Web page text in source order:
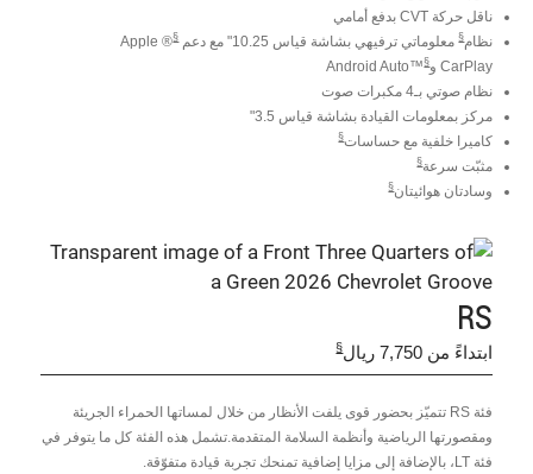
ناقل حركة CVT بدفع أمامي
نظام§معلوماتي ترفيهي بشاشة قياس 10.25" مع دعم
® Apple
CarPlay و
§
™Android Auto
نظام صوتي بـ4 مكبرات صوت
مركز بمعلومات القيادة بشاشة قياس 3.5"
كاميرا خلفية مع حساسات
مثبّت سرعة§
وسادتان هوائيتان§
RS
ابتداءً من 7,750 ريال §
فئة RS تتميّز بحضور قوى يلفت الأنظار من خلال لمساتها الحمراء الجريئة
ومقصورتها الرياضية وأنظمة السلامة المتقدمة.تشمل هذه الفئة كل ما يتوفر في
فئة LT، بالإضافة إلى مزايا إضافية تمنحك تجربة قيادة متفوّقة.